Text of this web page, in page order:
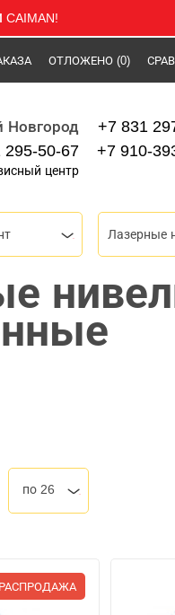
ОТЛОЖЕНО (0)
Новгород
295-50-67
центр
+7 831
+7 910-
Лазерные
по 26
РАСПРОДАЖА